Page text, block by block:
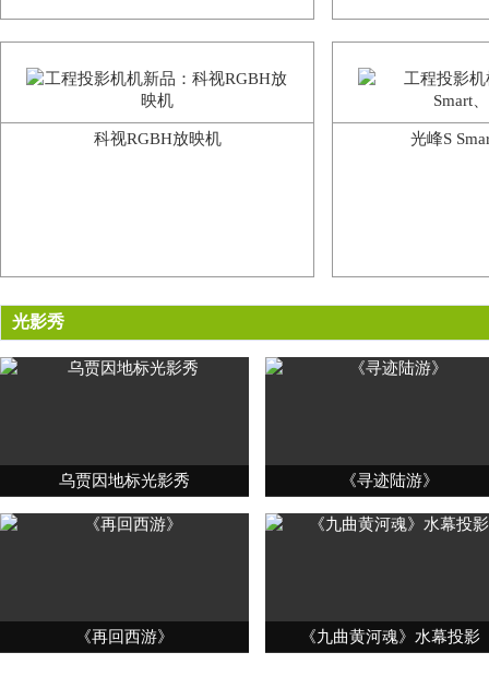
科视RGBH放映机 光峰S
光影秀
乌贾因地标光影秀 《寻迹陆游》
《再回西游》 《九曲黄河魂》水幕投影